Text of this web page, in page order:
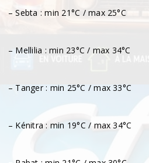
– Sebta : min 21°C / max 25°C
– Mellilia : min 23°C / max 34°C
– Tanger : min 25°C / max 33°C
– Kénitra : min 19°C / max 34°C